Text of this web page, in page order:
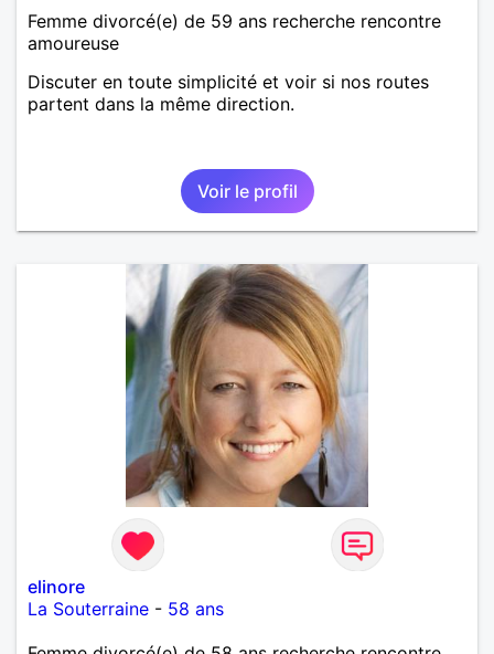
Femme divorcé(e) de 59 ans recherche rencontre
amoureuse
Discuter en toute simplicité et voir si nos routes
partent dans la même direction.
Voir le profil
elinore
La Souterraine - 58 ans